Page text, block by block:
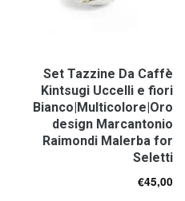
Set Tazzine Da Caffè
Kintsugi Uccelli e fiori
Bianco|Multicolore|Oro
design Marcantonio
Raimondi Malerba for
Seletti
€45,00